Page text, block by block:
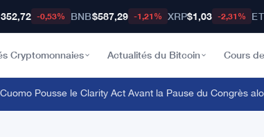
-0,53% BNB$587,29 -1,21% XRP$1,03 -2,31%
Cryptomonnaies Actualités du Bitcoin Cours
Pousse le Clarity Act Avant la Pause du Congrès alors